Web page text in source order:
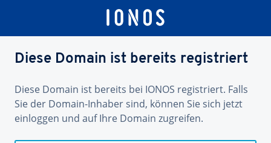
Diese Domain ist bereits registriert
Diese Domain ist bereits bei IONOS registriert. Falls
Sie der Domain-Inhaber sind, können Sie sich jetzt
einloggen und auf Ihre Domain zugreifen.